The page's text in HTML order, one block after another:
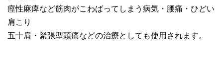
痙性麻痺など筋肉がこわばってしまう病気・腰痛・ひどい
肩こり
五十肩・緊張型頭痛などの治療としても使用されます。